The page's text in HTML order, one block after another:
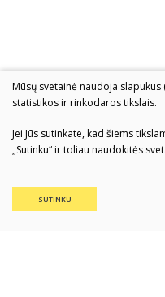
Mūsų svetainė naudoja
statistikos ir rinkodaros tikslais.
Jei Jūs sutinkate, kad šiems
„Sutinku“ ir toliau naudokitės
SUTINKU